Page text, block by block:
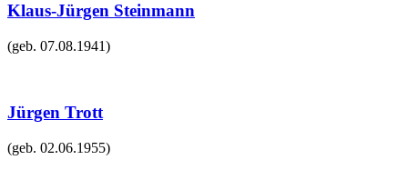
Klaus-Jürgen Steinmann
(geb. 07.08.1941)
Jürgen Trott
(geb. 02.06.1955)